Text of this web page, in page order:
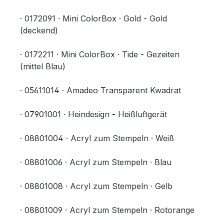
· 0172091 · Mini ColorBox · Gold - Gold
(deckend)
· 0172211 · Mini ColorBox · Tide - Gezeiten
(mittel Blau)
· 05611014 · Amadeo Transparent Kwadrat
· 07901001 · Heindesign - Heißluftgerät
· 08801004 · Acryl zum Stempeln · Weiß
· 08801006 · Acryl zum Stempeln · Blau
· 08801008 · Acryl zum Stempeln · Gelb
· 08801009 · Acryl zum Stempeln · Rotorange